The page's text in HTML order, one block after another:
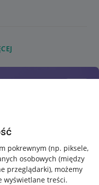
pokrewnym (np. piksele,
osobowych (między
przeglądarki), możemy
wyświetlane treści.